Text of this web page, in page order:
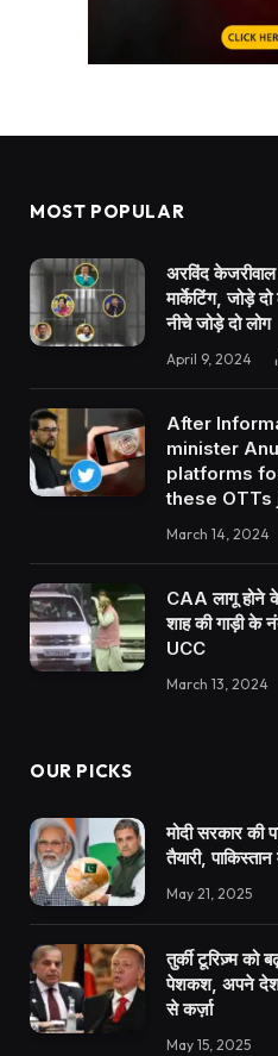
MOST POPULAR
अरविंद
मार्केटिंग, जोड़े
नीचे जोड़े दो लोग
April 9, 2024
After
minister
platforms
these
March 14, 2024
CAA लागू होने
शाह की गाड़ी के
UCC
March 13, 2024
OUR PICKS
मोदी सरकार की
तैयारी,
May 21, 2025
तुर्की टूरिज़्म को
पेशकश, अपने देश
से कर्ज़ा
May 15, 2025